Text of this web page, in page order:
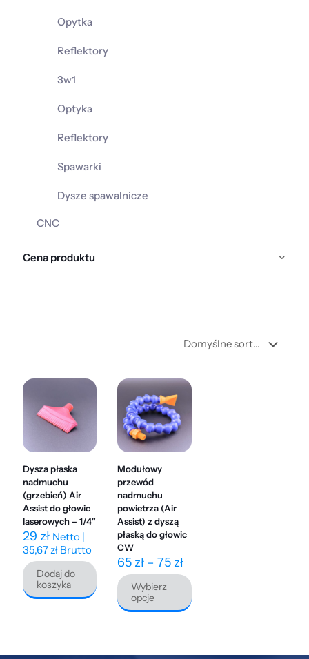
Opytka
Reflektory
3w1
Optyka
Reflektory
Spawarki
Dysze spawalnicze
CNC
Cena produktu
Dysza płaska
nadmuchu
(grzebień) Air
Assist do głowic
laserowych – 1/4″
29 zł Netto |
35,67zł Brutto
Dodaj do
koszyka
Modułowy
przewód
nadmuchu
powietrza (Air
Assist) z dyszą
płaską do głowic
CW
65 zł – 75 złZakres
cen:
od
65 zł
do
Wybierz
opcje